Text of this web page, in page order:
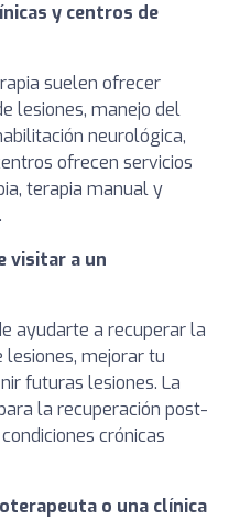
y centros de
suelen ofrecer
lesiones, manejo del
neurológica,
ofrecen servicios
terapia manual y
visitar a un
ayudarte a recuperar la
lesiones, mejorar tu
futuras lesiones. La
la recuperación post-
crónicas
o una clínica